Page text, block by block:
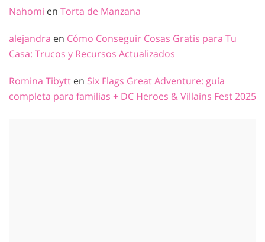
Nahomi en Torta de Manzana
alejandra en Cómo Conseguir Cosas Gratis para Tu
Casa: Trucos y Recursos Actualizados
Romina Tibytt en Six Flags Great Adventure: guía
completa para familias + DC Heroes & Villains Fest 2025